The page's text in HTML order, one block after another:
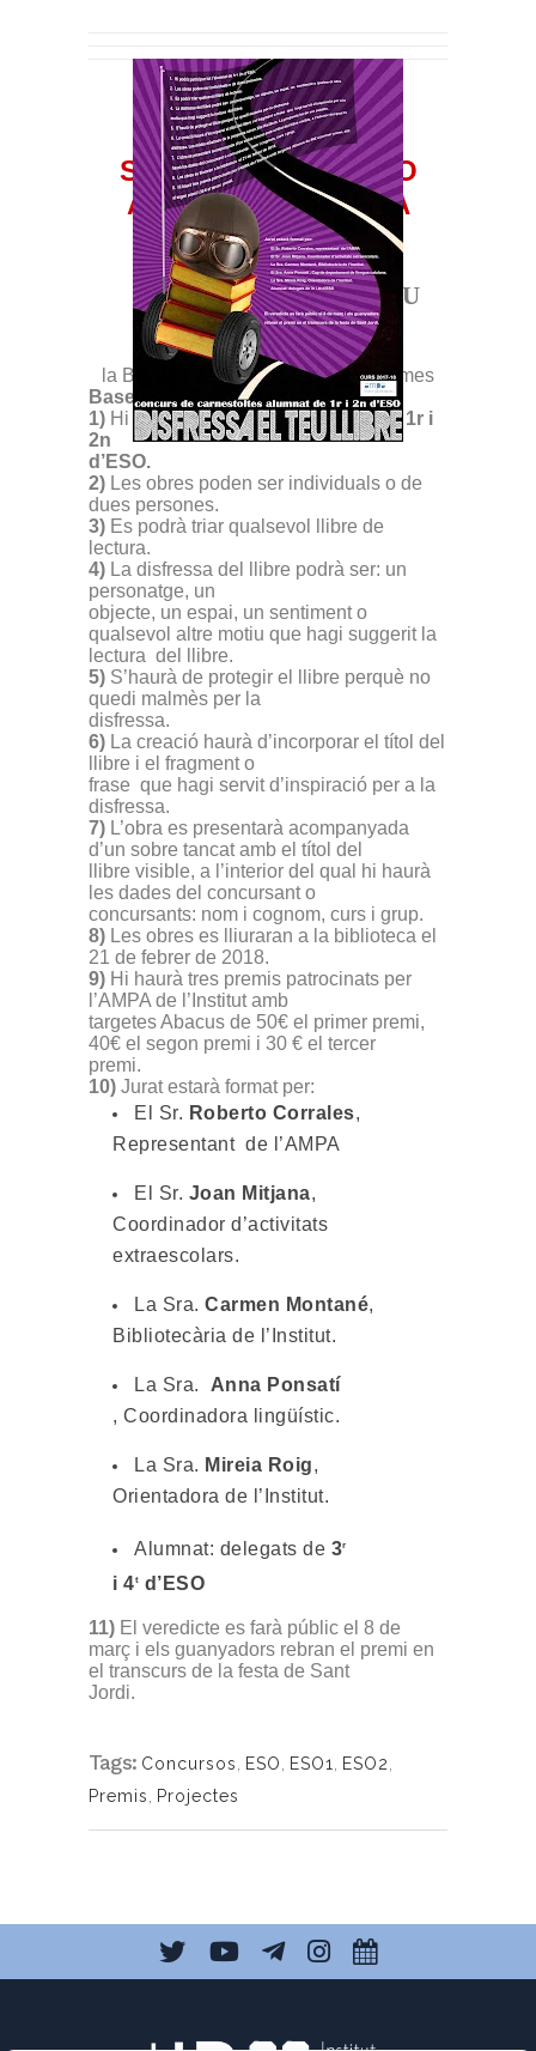
SI FAS 1r O 2n D’ESO
ANIMAT I PARTICIPA
V CONCURS DE
CARNESTOLTES
“DISFRESSA EL TEU
LLIBRE”
Activitat de
la Biblioteca de l’Institut Jaume Balmes
Bases:
1) Hi podrà participar tot l’alumnat de 1r i
2n
d’ESO.
2) Les obres poden ser individuals o de
dues persones.
3) Es podrà triar qualsevol llibre de
lectura.
4) La disfressa del llibre podrà ser: un
personatge, un
objecte, un espai, un sentiment o
qualsevol altre motiu que hagi suggerit la
lectura del llibre.
5) S’haurà de protegir el llibre perquè no
quedi malmès per la
disfressa.
6) La creació haurà d’incorporar el títol del
llibre i el fragment o
frase que hagi servit d’inspiració per a la
disfressa.
7) L’obra es presentarà acompanyada
d’un sobre tancat amb el títol del
llibre visible, a l’interior del qual hi haurà
les dades del concursant o
concursants: nom i cognom, curs i grup.
8) Les obres es lliuraran a la biblioteca el
21 de febrer de 2018.
9) Hi haurà tres premis patrocinats per
l’AMPA de l’Institut amb
targetes Abacus de 50€ el primer premi,
40€ el segon premi i 30 € el tercer
premi.
10) Jurat estarà format per:
El Sr. Roberto Corrales,
Representant de l’AMPA
El Sr. Joan Mitjana,
Coordinador d’activitats
extraescolars.
La Sra. Carmen Montané,
Bibliotecària de l’Institut.
La Sra. Anna Ponsatí
, Coordinadora lingüístic.
La Sra. Mireia Roig,
Orientadora de l’Institut.
Alumnat: delegats de 3r
i 4t d’ESO
11) El veredicte es farà públic el 8 de
març i els guanyadors rebran el premi en
el transcurs de la festa de Sant
Jordi.
Tags: Concursos, ESO, ESO1, ESO2,
Premis, Projectes